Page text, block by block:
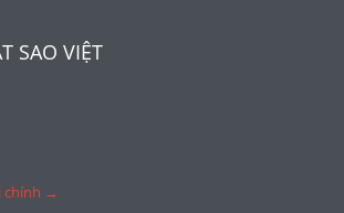
SAO VIỆT
chính →